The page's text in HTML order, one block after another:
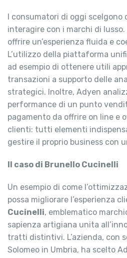
I consumatori di oggi scelgono
interagire con i marchi di
offrire un’esperienza fluida e
L’utilizzo della piattaforma
ad esempio di ottenere utili
transazioni a supporto delle
strategici. Inoltre, Adyen
performance di un punto
pagamento da offrire on line e
clienti: tutti elementi
gestire il proprio business con
Il caso di Brunello Cucinelli
Un esempio di come
possa migliorare l’esperienza
Cucinelli, emblematico
sapienza artigiana unita
tratti distintivi. L’azienda, con
Solomeo in Umbria, ha scelto